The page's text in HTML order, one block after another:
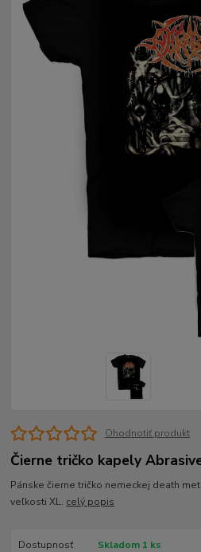
Ohodnotiť produkt
Čierne tričko kapely
Pánske čierne tričko nemeckej death
veľkosti XL. celý popis
Dostupnosť
Skladom 1 ks